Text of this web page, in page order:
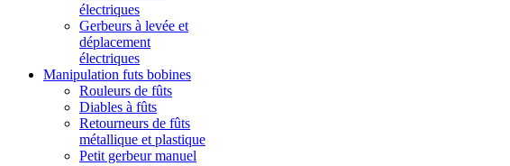
électriques
Gerbeurs à levée et
déplacement
électriques
Manipulation futs bobines
Rouleurs de fûts
Diables à fûts
Retourneurs de fûts
métallique et plastique
Petit gerbeur manuel